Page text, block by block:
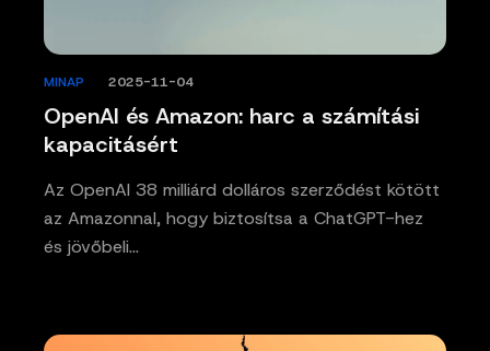
OpenAI és Amazon: harc a számítási
kapacitásért
MINAP 2025-11-04
Az OpenAI 38 milliárd dolláros szerződést kötött
az Amazonnal, hogy biztosítsa a ChatGPT-hez
és jövőbeli…